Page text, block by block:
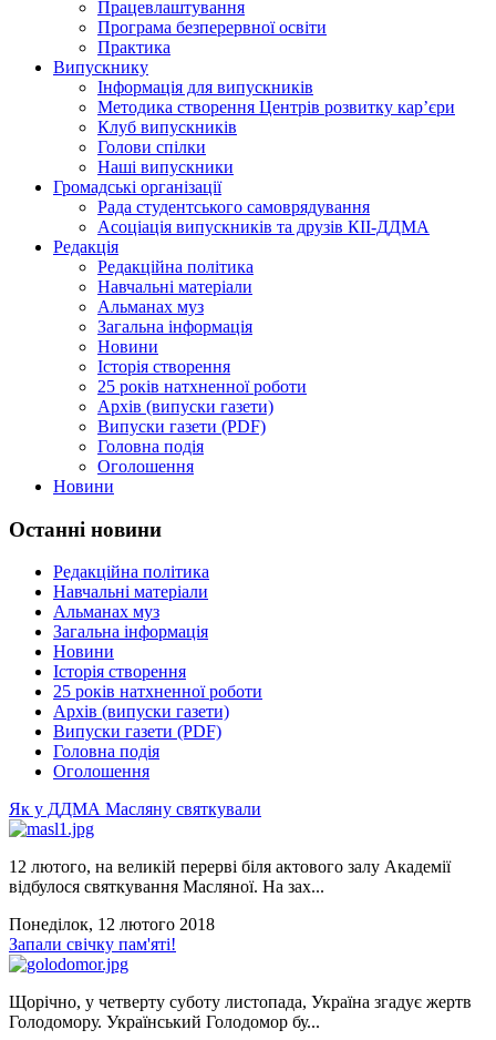
Працевлаштування
Програма безперервної освіти
Практика
Випускнику
Інформація для випускників
Методика створення Центрів розвитку кар’єри
Клуб випускників
Голови спілки
Наші випускники
Громадські організації
Рада студентського самоврядування
Асоціація випускників та друзів КІІ-ДДМА
Редакція
Редакційна політика
Навчальні матеріали
Альманах муз
Загальна інформація
Новини
Історія створення
25 років натхненної роботи
Архів (випуски газети)
Випуски газети (PDF)
Головна подія
Оголошення
Новини
Останні новини
Редакційна політика
Навчальні матеріали
Альманах муз
Загальна інформація
Новини
Історія створення
25 років натхненної роботи
Архів (випуски газети)
Випуски газети (PDF)
Головна подія
Оголошення
Як у ДДМА Масляну святкували
12 лютого, на великій перерві біля актового залу Академії
відбулося святкування Масляної. На зах...
Понеділок, 12 лютого 2018
Запали свічку пам'яті!
Щорічно, у четверту суботу листопада, Україна згадує жертв
Голодомору. Український Голодомор бу...